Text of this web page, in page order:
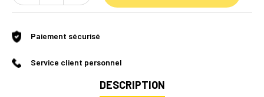
Paiement sécurisé
Service client personnel
DESCRIPTION